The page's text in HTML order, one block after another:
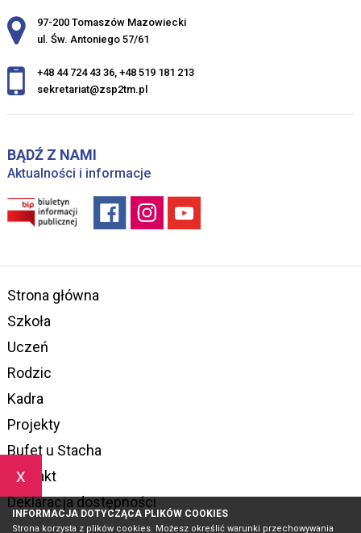
x
INFORMACJA DOTYCZĄCA PLIKÓW COOKIES
Strona korzysta z plików cookies. Możesz określić warunki przechowywania
Adres pocztowy:
97-200 Tomaszów Mazowiecki
ul. Św. Antoniego 57/61
+48 44 724 43 36, +48 519 181 213
sekretariat@zsp2tm.pl
BĄDŹ Z NAMI
Aktualności i informacje
Strona główna
Szkoła
Uczeń
Rodzic
Kadra
Projekty
Bufet u Stacha
Kontakt
Deklaracja dostępności